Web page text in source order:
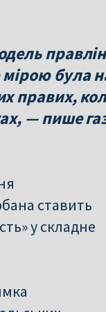
була
правих,
— пише
ставить
у складне